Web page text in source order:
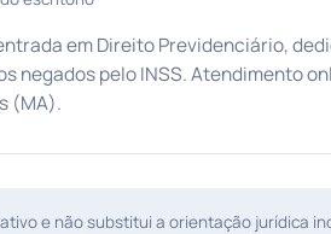
em Direito Previdenciário,
negados pelo INSS. Atendimento
(MA).
e não substitui a orientação jurídica